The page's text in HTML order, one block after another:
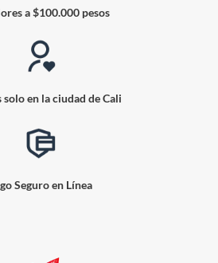
a $100.000 pesos
solo en la ciudad de Cali
Seguro en Línea